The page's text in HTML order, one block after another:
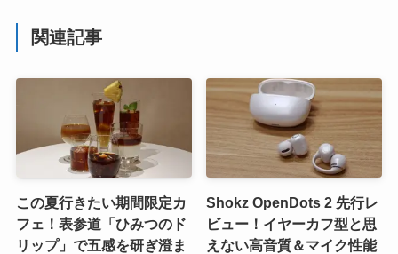
関連記事
この夏行きたい期間限定カ
フェ！表参道「ひみつのド
リップ」で五感を研ぎ澄ま
Shokz OpenDots 2 先行レ
ビュー！イヤーカフ型と思
えない高音質＆マイク性能